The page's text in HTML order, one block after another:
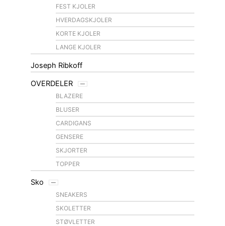
FEST KJOLER
HVERDAGSKJOLER
KORTE KJOLER
LANGE KJOLER
Joseph Ribkoff
OVERDELER
BLAZERE
BLUSER
CARDIGANS
GENSERE
SKJORTER
TOPPER
Sko
SNEAKERS
SKOLETTER
STØVLETTER